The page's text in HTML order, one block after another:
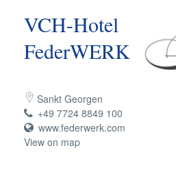
VCH-Hotel
FederWERK
Sankt Georgen
+49 7724 8849 100
www.federwerk.com
View on map